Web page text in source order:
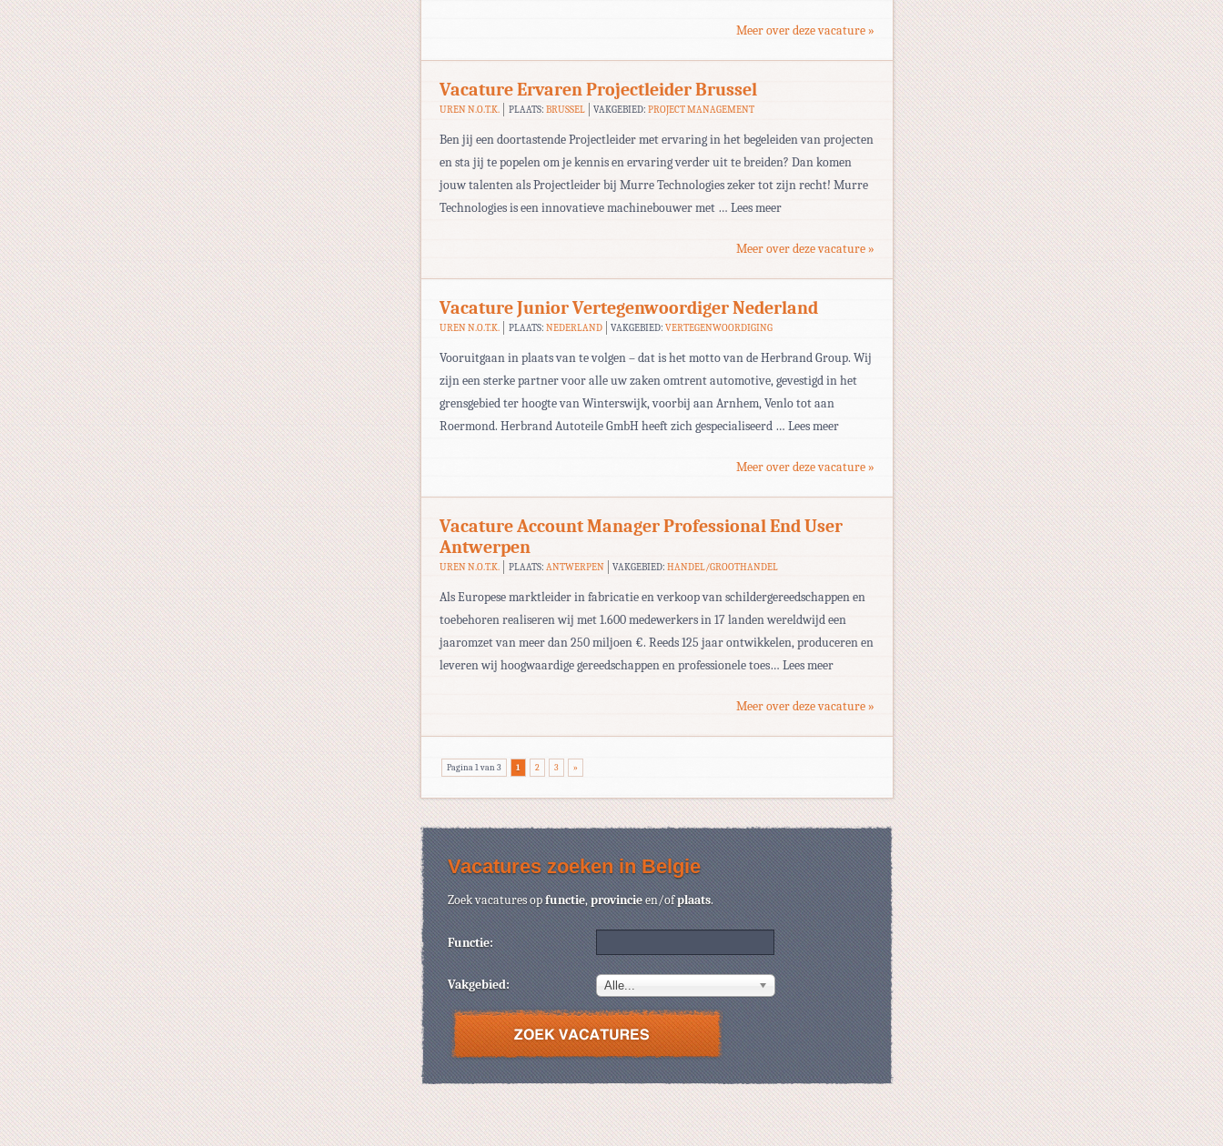
Meer over deze vacature »
Vacature Ervaren Projectleider Brussel
UREN N.O.T.K. PLAATS: BRUSSEL VAKGEBIED:PROJECT MANAGEMENT
Ben jij een doortastende Projectleider met ervaring in het begeleiden van projecten
en sta jij te popelen om je kennis en ervaring verder uit te breiden? Dan komen
jouw talenten als Projectleider bij Murre Technologies zeker tot zijn recht! Murre
Technologies is een innovatieve machinebouwer met … Lees meer
Meer over deze vacature »
Vacature Junior Vertegenwoordiger Nederland
UREN N.O.T.K. PLAATS: NEDERLAND VAKGEBIED:VERTEGENWOORDIGING
Vooruitgaan in plaats van te volgen – dat is het motto van de Herbrand Group. Wij
zijn een sterke partner voor alle uw zaken omtrent automotive, gevestigd in het
grensgebied ter hoogte van Winterswijk, voorbij aan Arnhem, Venlo tot aan
Roermond. Herbrand Autoteile GmbH heeft zich gespecialiseerd … Lees meer
Meer over deze vacature »
Vacature Account Manager Professional End User
Antwerpen
UREN N.O.T.K. PLAATS: ANTWERPEN VAKGEBIED:HANDEL/GROOTHANDEL
Als Europese marktleider in fabricatie en verkoop van schildergereedschappen en
toebehoren realiseren wij met 1.600 medewerkers in 17 landen wereldwijd een
jaaromzet van meer dan 250 miljoen €. Reeds 125 jaar ontwikkelen, produceren en
leveren wij hoogwaardige gereedschappen en professionele toes… Lees meer
Meer over deze vacature »
Pagina 1 van 3 1 2 3 »
Vacatures zoeken in Belgie
Zoek vacatures opfunctie,provincieen/ofplaats.
Functie:
Vakgebied: Alle...